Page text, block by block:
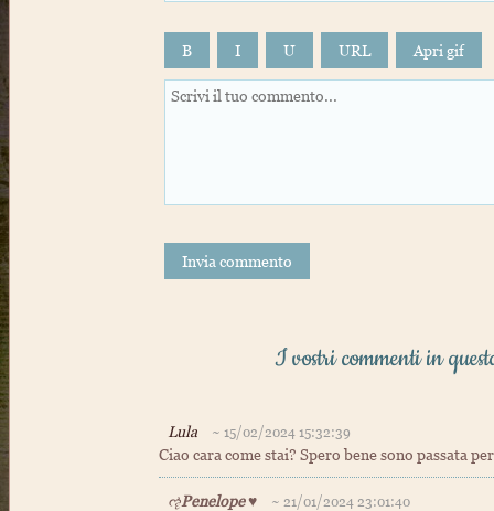
B I U URL
Invia commento
I vostri commenti in
Lula ~ 15/02/2024 15:32:39
Ciao cara come stai? Spero bene sono passata
ૡPenelope♥ ~ 21/01/2024 23:01:40